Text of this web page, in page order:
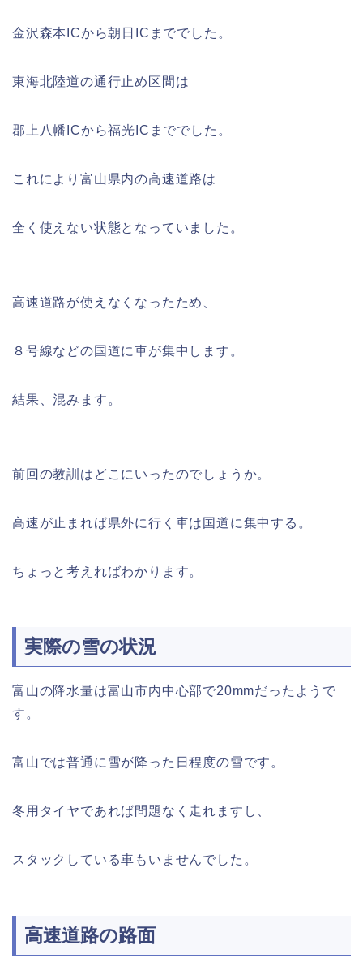
金沢森本ICから朝日ICまででした。
東海北陸道の通行止め区間は
郡上八幡ICから福光ICまででした。
これにより富山県内の高速道路は
全く使えない状態となっていました。
高速道路が使えなくなったため、
８号線などの国道に車が集中します。
結果、混みます。
前回の教訓はどこにいったのでしょうか。
高速が止まれば県外に行く車は国道に集中する。
ちょっと考えればわかります。
実際の雪の状況
富山の降水量は富山市内中心部で20mmだったようで
す。
富山では普通に雪が降った日程度の雪です。
冬用タイヤであれば問題なく走れますし、
スタックしている車もいませんでした。
高速道路の路面